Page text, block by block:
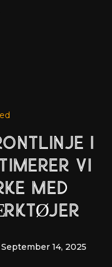
I
VI
MED
September 14, 2025